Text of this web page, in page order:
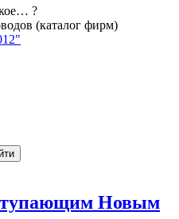
?
(каталог фирм)
Новым